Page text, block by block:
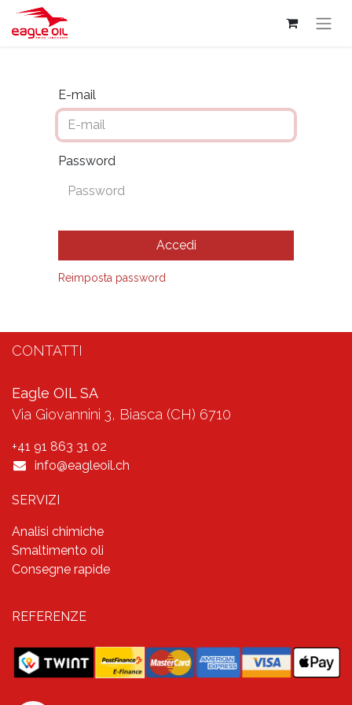
E-mail
Password
Accedi
Reimposta password
CONTATTI
Eagle OIL SA
Via Giovannini 3, Biasca (CH) 6710
+41 91 863 31 02​
info@eagleoil.ch
SERVIZI
Analisi chimiche
Smaltimento oli
Consegne rapide
REFERENZE